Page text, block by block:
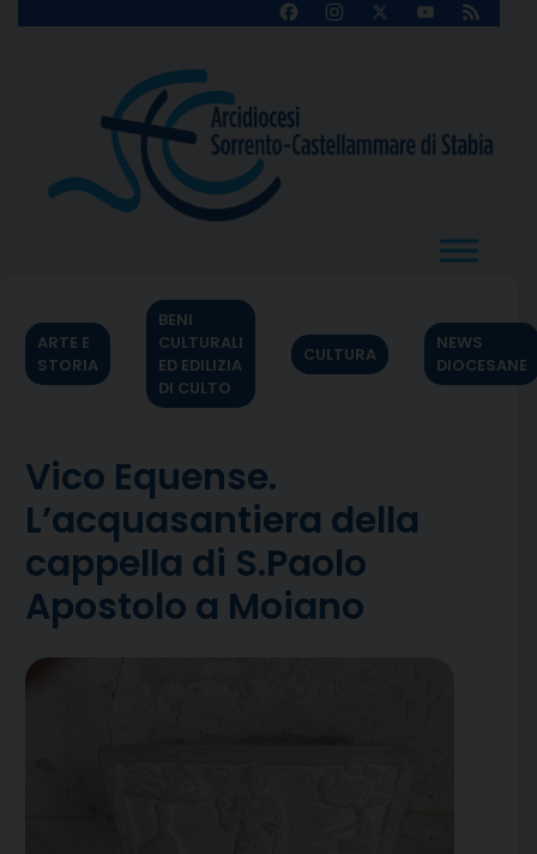
FacebookInstagram
X
YouTube
Feed
ARTE E
STORIA
BENI
CULTURALI
ED EDILIZIA
DI CULTO
CULTURA
NEWS
DIOCESANE
Vico Equense.
L’acquasantiera della
cappella di S.Paolo
Apostolo a Moiano